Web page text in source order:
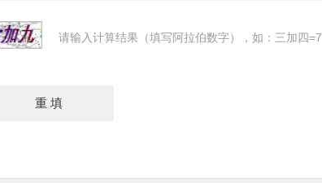
请输入计算结果（填写阿拉伯数字），如：三加四=7